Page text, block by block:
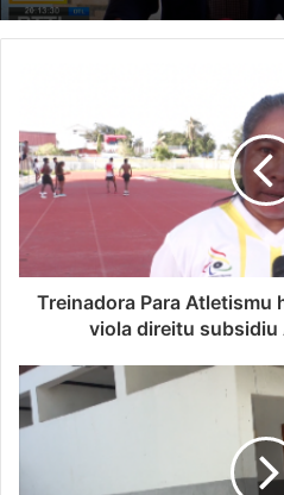
Treinadora Para Atletismu
viola direitu subsidiu